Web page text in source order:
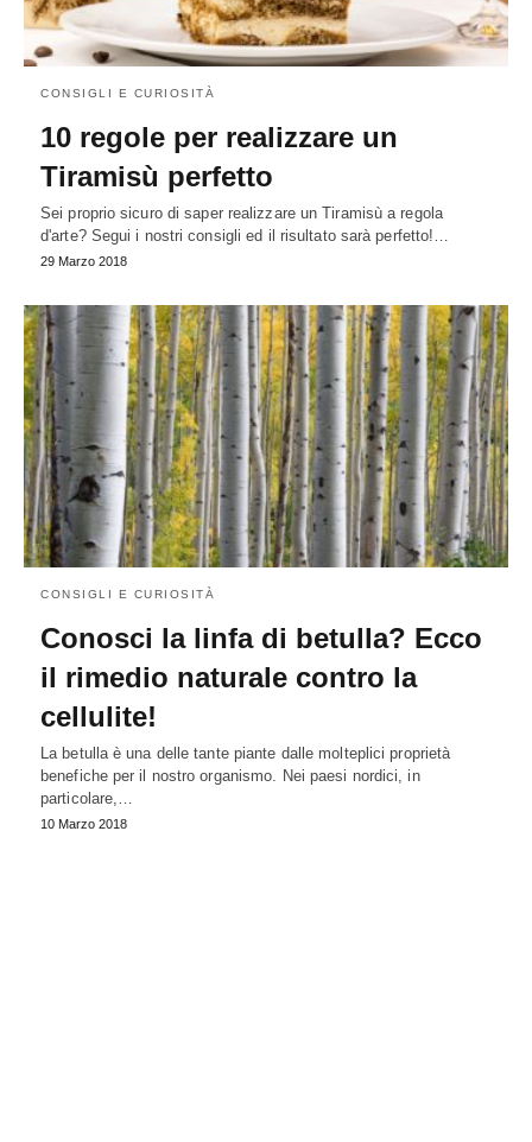
CONSIGLI E CURIOSITÀ
10 regole per realizzare un
Tiramisù perfetto
Sei proprio sicuro di saper realizzare un Tiramisù a regola
d'arte? Segui i nostri consigli ed il risultato sarà perfetto!…
29 Marzo 2018
CONSIGLI E CURIOSITÀ
Conosci la linfa di betulla? Ecco
il rimedio naturale contro la
cellulite!
La betulla è una delle tante piante dalle molteplici proprietà
benefiche per il nostro organismo. Nei paesi nordici, in
particolare,…
10 Marzo 2018